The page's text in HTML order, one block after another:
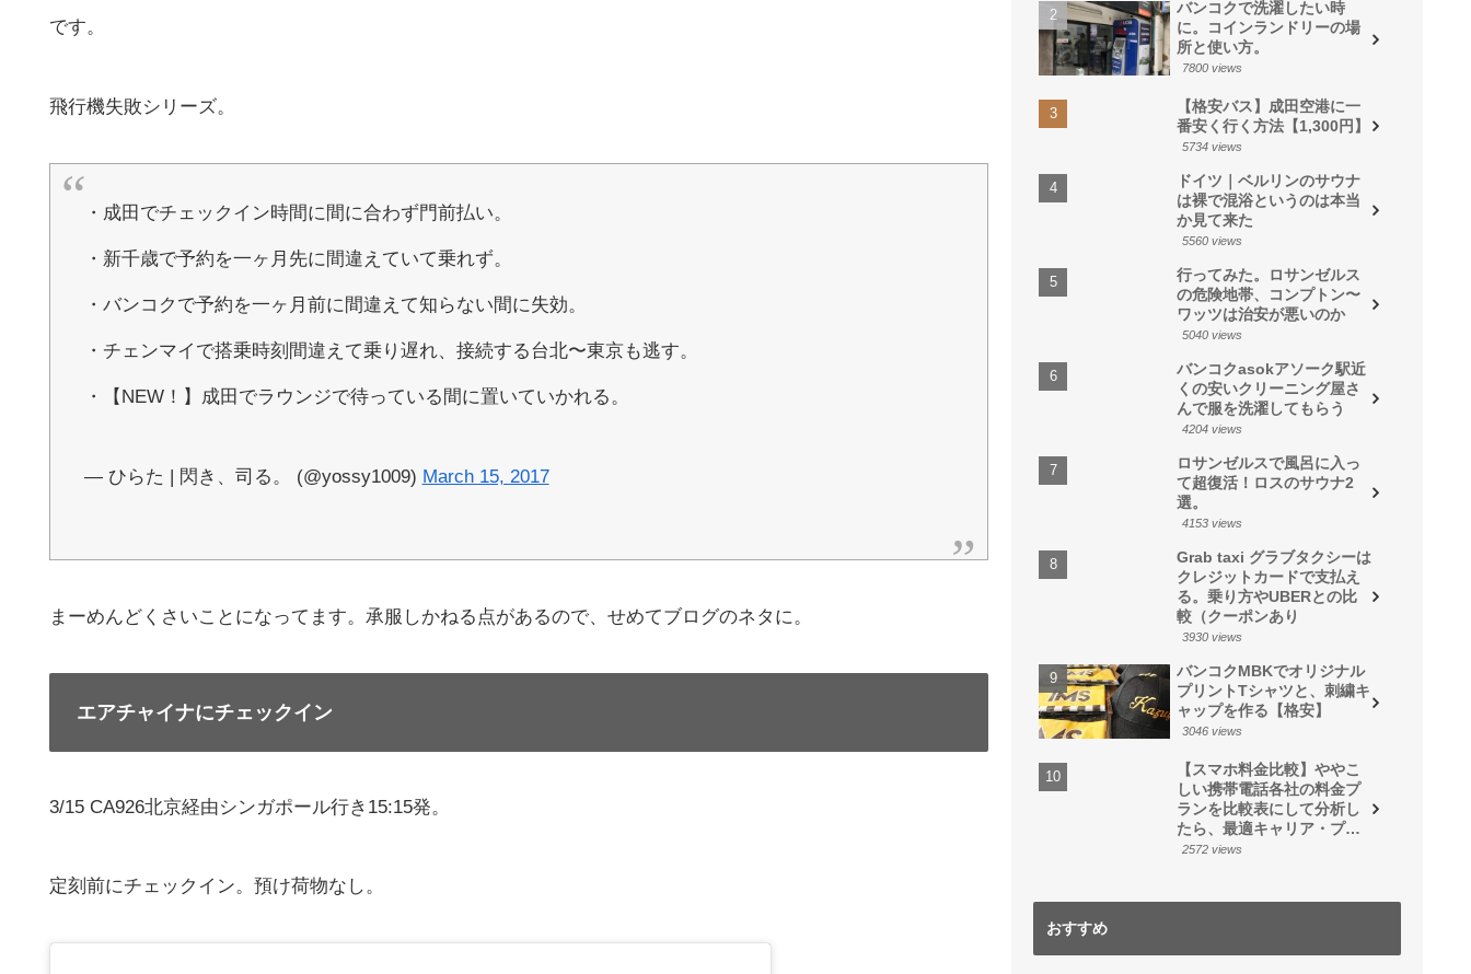
です。
飛行機失敗シリーズ。
・成田でチェックイン時間に間に合わず門前払い。
・新千歳で予約を一ヶ月先に間違えていて乗れず。
・バンコクで予約を一ヶ月前に間違えて知らない間に失効。
・チェンマイで搭乗時刻間違えて乗り遅れ、接続する台北〜東京も逃す。
・【NEW！】成田でラウンジで待っている間に置いていかれる。
— ひらた | 閃き、司る。 (@yossy1009) March 15, 2017
まーめんどくさいことになってます。承服しかねる点があるので、せめてブログのネタに。
エアチャイナにチェックイン
3/15 CA926北京経由シンガポール行き15:15発。
定刻前にチェックイン。預け荷物なし。
バンコクで洗濯したい時
に。コインランドリーの場
所と使い方。
7800 views
【格安バス】成田空港に一
番安く行く方法【1,300円】
5734 views
ドイツ｜ベルリンのサウナ
は裸で混浴というのは本当
か見て来た
5560 views
行ってみた。ロサンゼルス
の危険地帯、コンプトン〜
ワッツは治安が悪いのか
5040 views
バンコクasokアソーク駅近
くの安いクリーニング屋さ
んで服を洗濯してもらう
4204 views
ロサンゼルスで風呂に入っ
て超復活！ロスのサウナ2
選。
4153 views
Grab taxi グラブタクシーは
クレジットカードで支払え
る。乗り方やUBERとの比
較（クーポンあり
3930 views
バンコクMBKでオリジナル
プリントTシャツと、刺繍キ
ャップを作る【格安】
3046 views
【スマホ料金比較】ややこ
しい携帯電話各社の料金プ
ランを比較表にして分析し
たら、最適キャリア・プラ
ンが見えた
2572 views
おすすめ
香港でオフショア生命
保険に加入する方法。
やこしい携帯電話各社
【Peach】ピーチに乗
【格安バス】成田空港
2024中国渡航のビザ申